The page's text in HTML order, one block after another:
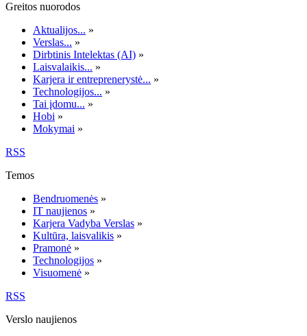
Greitos nuorodos
Aktualijos... »
Verslas... »
Dirbtinis Intelektas (AI) »
Laisvalaikis... »
Karjera ir entreprenerystė... »
Technologijos... »
Tai įdomu... »
Hobi »
Mokymai »
RSS
Temos
Bendruomenės »
IT naujienos »
Karjera Vadyba Verslas »
Kultūra, laisvalikis »
Pramonė »
Technologijos »
Visuomenė »
RSS
Verslo naujienos